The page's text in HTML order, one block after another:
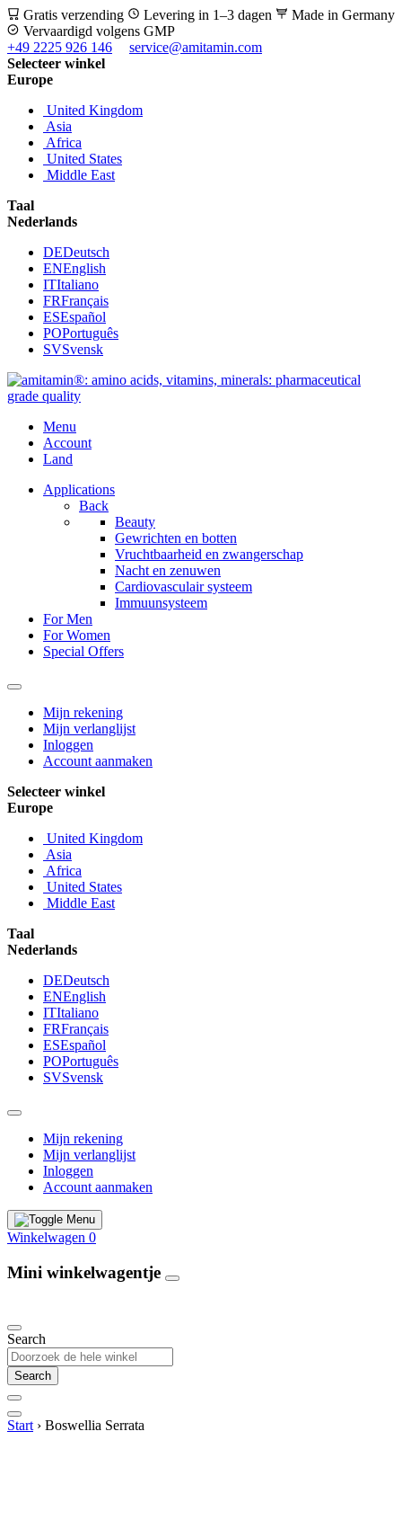
Gratis verzending Levering in 1–3 dagen
Made in Germany
Vervaardigd volgens GMP
+49 2225 926 146
service@amitamin.com
Selecteer winkel
Europe
United Kingdom
Asia
Africa
United States
Middle East
Taal
Nederlands
DEDeutsch
ENEnglish
ITItaliano
FRFrançais
ESEspañol
POPortuguês
SVSvensk
Menu
Account
Land
Applications
Back
Beauty
Gewrichten en botten
Vruchtbaarheid en zwangerschap
Nacht en zenuwen
Cardiovasculair systeem
Immuunsysteem
For Men
For Women
Special Offers
Mijn rekening
Mijn verlanglijst
Inloggen
Account aanmaken
Selecteer winkel
Europe
United Kingdom
Asia
Africa
United States
Middle East
Taal
Nederlands
DEDeutsch
ENEnglish
ITItaliano
FRFrançais
ESEspañol
POPortuguês
SVSvensk
Mijn rekening
Mijn verlanglijst
Inloggen
Account aanmaken
Winkelwagen 0
Mini winkelwagentje
Search
Search
Start › Boswellia Serrata